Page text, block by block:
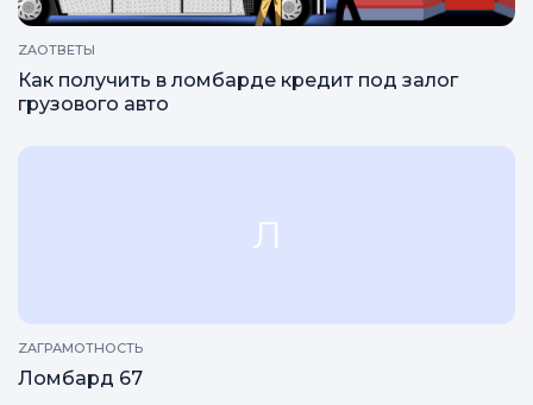
ZAОТВЕТЫ
Как получить в ломбарде кредит под залог
грузового авто
Л
ZAГРАМОТНОСТЬ
Ломбард 67